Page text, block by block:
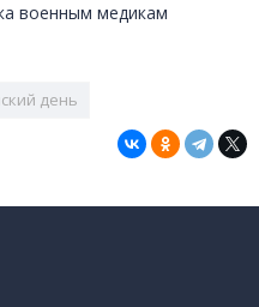
военным медикам
день